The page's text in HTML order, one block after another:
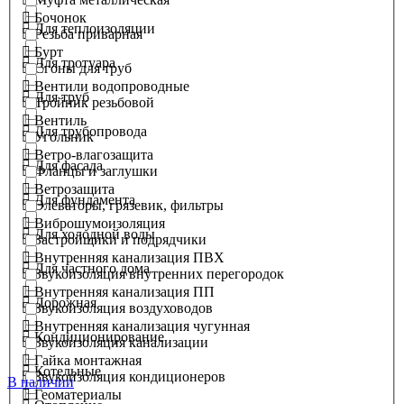
Резьба приварная
Сгоны для труб
Тройник резьбовой
Угольник
Фланцы и заглушки
Элеваторы, грязевик, фильтры
Застройщики и подрядчики
Звукоизоляция внутренних перегородок
Звукоизоляция воздуховодов
Звукоизоляция канализации
Звукоизоляция кондиционеров
Для теплоизоляции
Для тротуара
Для труб
Для трубопровода
Для фасада
Для фундамента
Для холодной воды
Для частного дома
Дорожная
Кондиционирование
Котельные
Бочонок
Бурт
Вентили водопроводные
Вентиль
Ветро-влагозащита
Ветрозащита
Виброшумоизоляция
Внутренняя канализация ПВХ
Внутренняя канализация ПП
Внутренняя канализация чугунная
Гайка монтажная
Геоматериалы
В наличии